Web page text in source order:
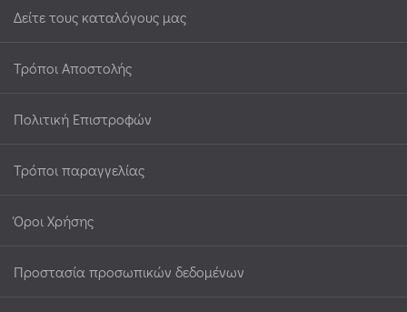
Δείτε τους καταλόγους μας
Τρόποι Αποστολής
Πολιτική Επιστροφών
Τρόποι παραγγελίας
Όροι Χρήσης
Προστασία προσωπικών δεδομένων